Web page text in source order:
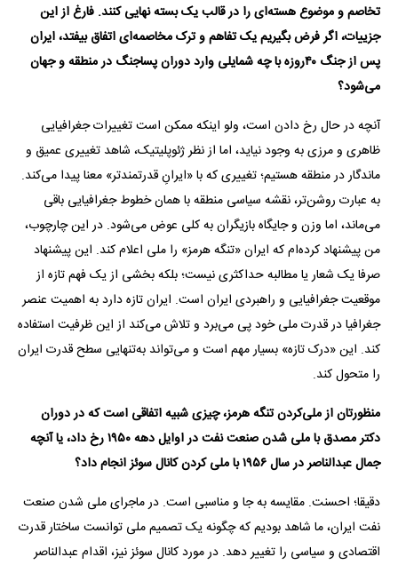
تخاصم و موضوع هسته‌ای را در قالب یک بسته نهایی کنند. فارغ از این
جزییات، اگر فرض بگیریم یک تفاهم و ترک مخاصمه‌ای اتفاق بیفتد، ایران
پس از جنگ ۴۰روزه با چه شمایلی وارد دوران پساجنگ در منطقه و جهان
می‌شود؟
آنچه در حال رخ دادن است، ولو اینکه ممکن است تغییرات جغرافیایی
ظاهری و مرزی به ‌وجود نیاید، اما از نظر ژئوپلیتیک، شاهد تغییری عمیق و
ماندگار در منطقه هستیم؛ تغییری که با «ایرانِ قدرتمند‌تر» معنا پیدا می‌کند.
به ‌عبارت روشن‌تر، نقشه سیاسی منطقه با همان خطوط جغرافیایی باقی
می‌‌ماند، اما وزن و جایگاه بازیگران به‌ کلی عوض می‌شود. در این چارچوب،
من پیشنهاد کرده‌ام که ایران «تنگه هرمز» را ملی اعلام کند. این پیشنهاد
صرفا یک شعار یا مطالبه‌ حداکثری نیست؛ بلکه بخشی از یک فهم تازه از
موقعیت جغرافیایی و راهبردی ایران است. ایران تازه دارد به اهمیت عنصر
جغرافیا در قدرت ملی خود پی می‌برد و تلاش می‌کند از این ظرفیت استفاده
کند. این «درک تازه» بسیار مهم است و می‌تواند به‌تنهایی سطح قدرت ایران
را متحول کند.
منظورتان از ملی‌کردن تنگه هرمز، چیزی شبیه اتفاقی است که در دوران
دکتر مصدق با ملی شدن صنعت نفت در اوایل دهه ۱۹۵۰ رخ داد، یا آنچه
جمال عبدالناصر در سال ۱۹۵۶ با ملی کردن کانال سوئز انجام داد؟
دقیقا؛ احسنت. مقایسه به‌ جا و مناسبی است. در ماجرای ملی شدن صنعت
نفت ایران، ما شاهد بودیم که چگونه یک تصمیم ملی توانست ساختار قدرت
اقتصادی و سیاسی را تغییر دهد. در مورد کانال سوئز نیز، اقدام عبدالناصر